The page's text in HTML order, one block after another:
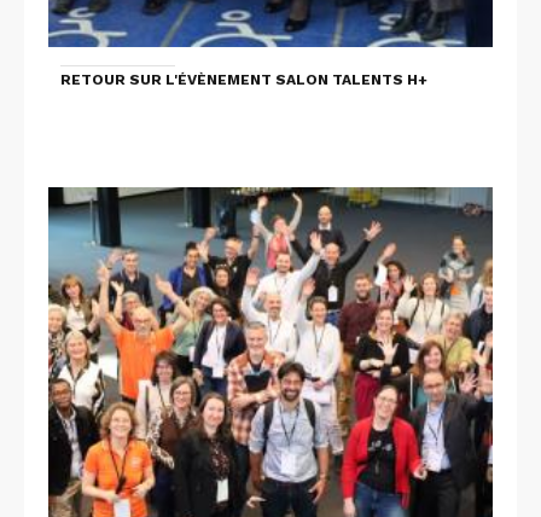
RETOUR SUR L'ÉVÈNEMENT SALON TALENTS H+